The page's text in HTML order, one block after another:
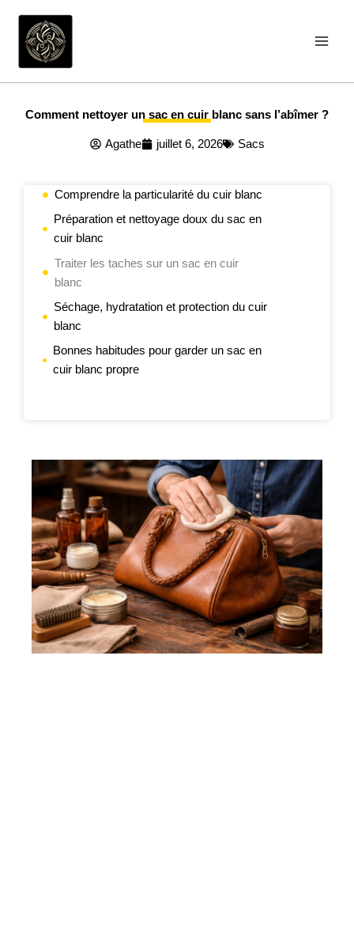
contenu
Comment nettoyer un sac en cuir blanc sans l’abîmer ?
Agathe juillet 6, 2026 Sacs
Comprendre la particularité du cuir blanc
Préparation et nettoyage doux du sac en
cuir blanc
Traiter les taches sur un sac en cuir
blanc
Séchage, hydratation et protection du cuir
blanc
Bonnes habitudes pour garder un sac en
cuir blanc propre